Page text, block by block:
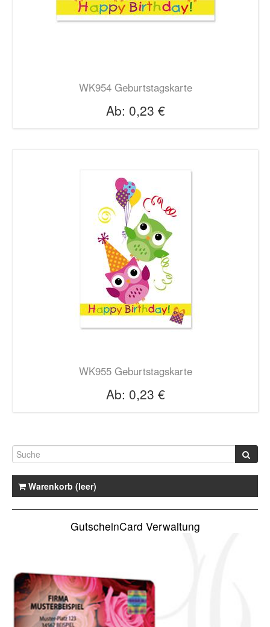
WK954 Geburtstagskarte
Ab: 0,23 €
WK955 Geburtstagskarte
Ab: 0,23 €
Warenkorb (leer)
GutscheinCard Verwaltung